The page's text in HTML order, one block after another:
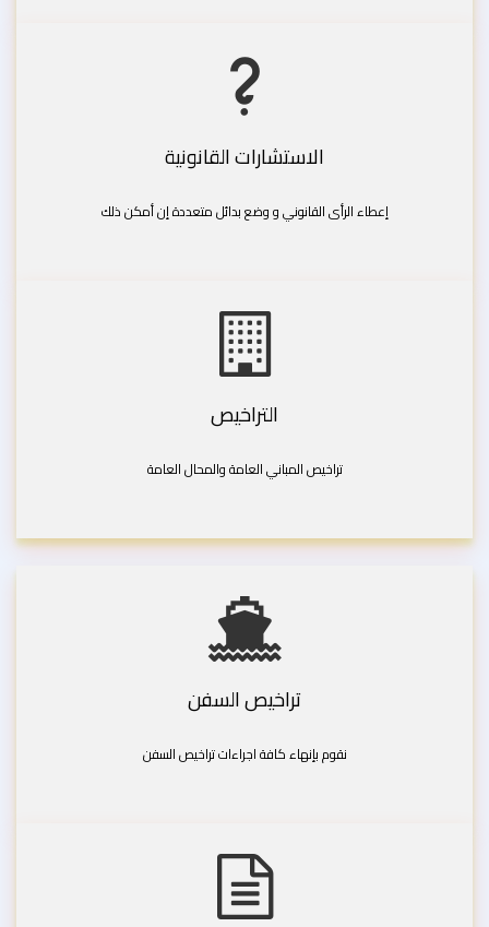
الاستشارات القانونية
إعطاء الرأى القانوني و وضع بدائل متعددة إن أمكن ذلك
التراخيص
تراخيص المباني العامة والمحال العامة
تراخيص السفن
نقوم بإنهاء كافة اجراءات تراخيص السفن